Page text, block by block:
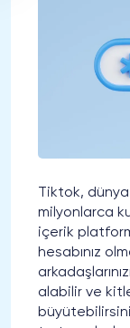
Tiktok,
milyonlarca
içerik
hesabınız
alabilir ve